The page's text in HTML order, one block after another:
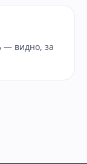
— видно, за